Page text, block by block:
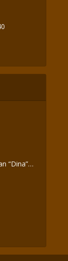
“Dina”